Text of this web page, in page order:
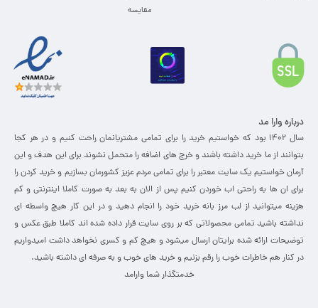
مقایسه
درباره وارا مد
سال 1402 بود که خواستیم خرید را برای تمامی مشتریانمان راحت کنیم و در هر کجا
بتوانند از ما خرید داشته باشند و خرج های اضافه را متحمل نشوند برای این هدف و این
آرمان خواستیم یک سایت معتبر را برای تمامی مردم عزیز کشورمان بسازیم و خرید کردن را
برای ان ها به راحتی اب خوردن کنیم پس از الان به بعد به صورت کاملا اینترنتی و کم
هزینه میتوانید از لب مرز بانه خرید خود را انجام دهید و در این کار هیچ واسطه ای
نداشته باشید تمامی محصولاتی که بر روی سایت قرار داده شده اند کاملا طبق عکس و
توضیحات ارائه شده برایتان ارسال میشود و هیچ کم و کسری نخواهد داشت امیدواریم
در کنار هم خاطرات خوب را رقم بزنیم و خرید های خوب و به صرفه ای داشته باشید.
خدمتگذار شما وارامد